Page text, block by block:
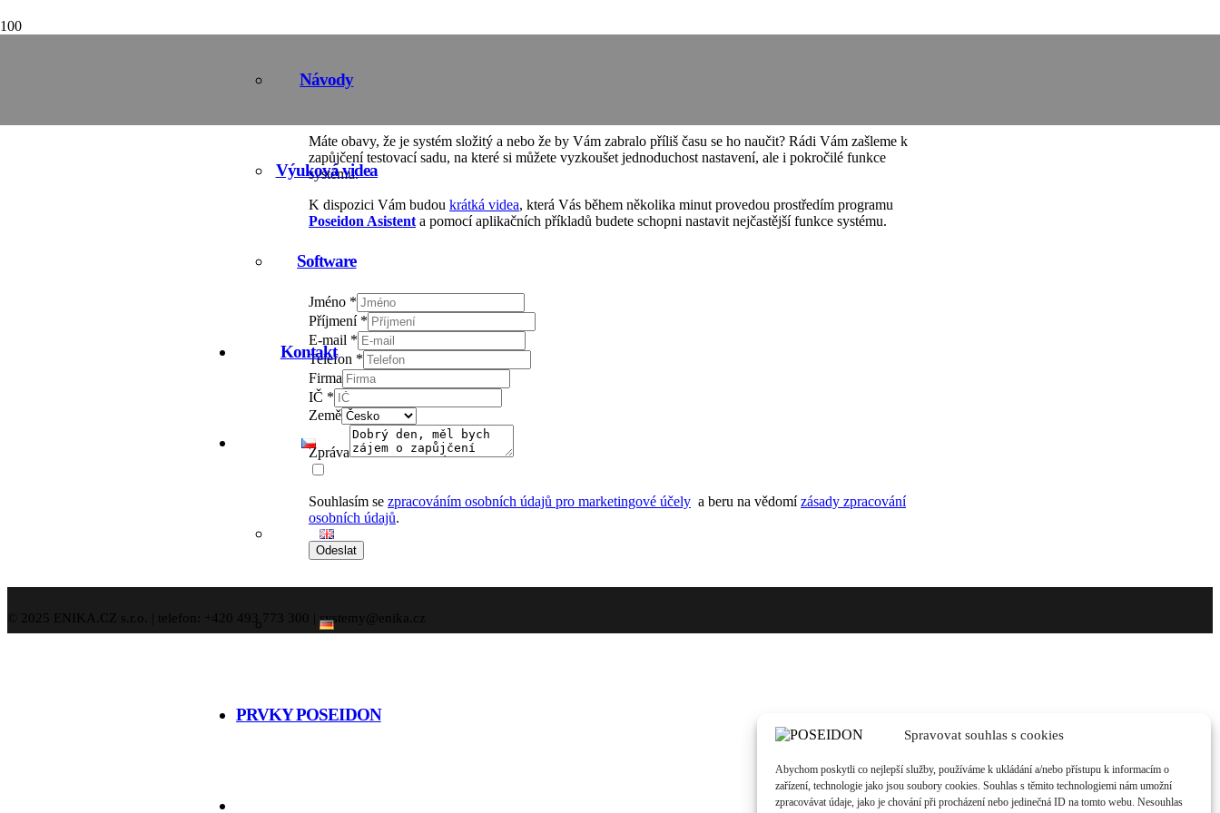
Spravovat souhlas s cookies
Abychom poskytli co nejlepší služby, používáme k ukládání a/nebo přístupu k informacím o
zařízení, technologie jako jsou soubory cookies. Souhlas s těmito technologiemi nám umožní
zpracovávat údaje, jako je chování při procházení nebo jedinečná ID na tomto webu. Nesouhlas
Návody
Výuková videa
Software
Kontakt
PRVKY POSEIDON
Testovací sada k vyzkoušení
Máte obavy, že je systém složitý a nebo že by Vám zabralo příliš času se ho naučit? Rádi Vám zašleme k
zapůjčení testovací sadu, na které si můžete vyzkoušet jednoduchost nastavení, ale i pokročilé funkce
systému.
K dispozici Vám budou krátká videa, která Vás během několika minut provedou prostředím programu
Poseidon Asistent a pomocí aplikačních příkladů budete schopni nastavit nejčastější funkce systému.
Jméno *
Příjmení *
E-mail *
Telefon *
Firma
IČ *
Země
Zpráva
Souhlasím se zpracováním osobních údajů pro marketingové účely a beru na vědomízásady zpracování
osobních údajů.
Odeslat
© 2025 ENIKA.CZ s.r.o. | telefon: +420 493 773 300 | systemy@enika.cz